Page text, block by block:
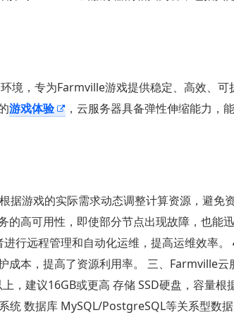
，专为Farmville游戏提供稳定、高效、可
游戏体验 ，云服务器具备弹性伸缩能力，
据游戏的实际需求动态调整计算资源，避免
高可用性，即使部分节点出现故障，也能
行远程管理和自动化运维，提高运维效率。
本，提高了资源利用率。 三、Farmville云
，建议16GB或更高 存储 SSD硬盘，容量根
统 数据库 MySQL/PostgreSQL等关系型数